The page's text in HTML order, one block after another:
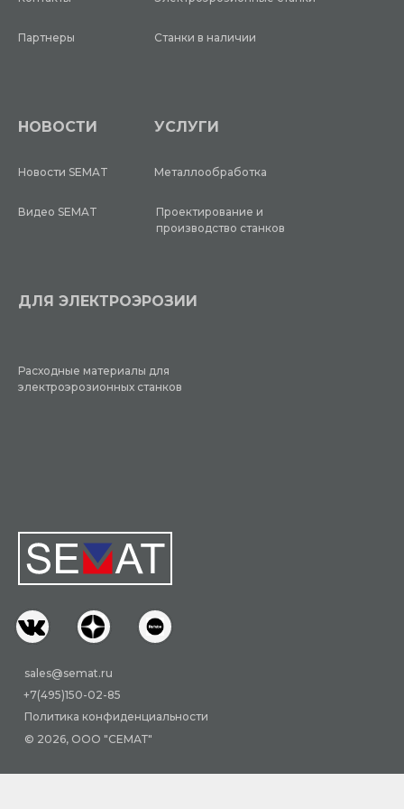
УСЛУГИ
ДЛЯ ЭЛЕКТРОЭРОЗИИ
Расходные материалы для
НОВОСТИ
Новости SEMAT
УСЛУГИ
Проектирование и
производство станков
Металлообработка
Партнеры
Видео SEMAT
ДЛЯ ЭЛЕКТРОЭРОЗИИ
Расходные материалы для
электроэрозионных станков
Станки в наличии
© 2026, ООО "СЕМАТ"
Политика конфиденциальности
sales@semat.ru
+7(495)150-02-85